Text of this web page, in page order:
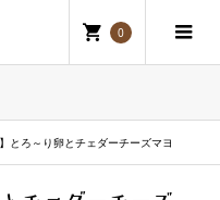
0
】とろ～り卵とチェダーチーズマヨ